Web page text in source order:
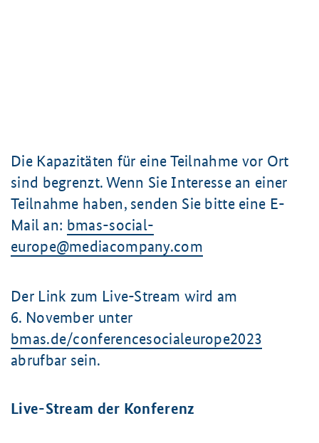
Die Kapazitäten für eine Teilnahme vor Ort
sind begrenzt. Wenn Sie Interesse an einer
Teilnahme haben, senden Sie bitte eine E-
Mail an: bmas-social-
europe@mediacompany.com
Der Link zum Live-Stream wird am
6. November unter
bmas.de/conferencesocialeurope2023
abrufbar sein.
Live-Stream der Konferenz